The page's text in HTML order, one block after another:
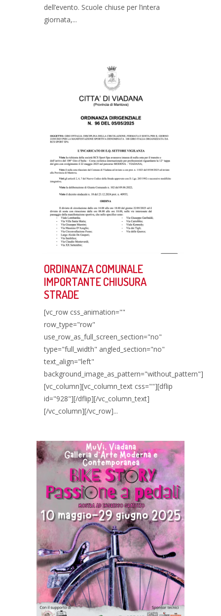
dell’evento. Scuole chiuse per l’intera
giornata,...
ORDINANZA COMUNALE
IMPORTANTE CHIUSURA
STRADE
[vc_row css_animation=""
row_type="row"
use_row_as_full_screen_section="no"
type="full_width" angled_section="no"
text_align="left"
background_image_as_pattern="without_pattern"]
[vc_column][vc_column_text css=""][dflip
id="928"][/dflip][/vc_column_text]
[/vc_column][/vc_row]...